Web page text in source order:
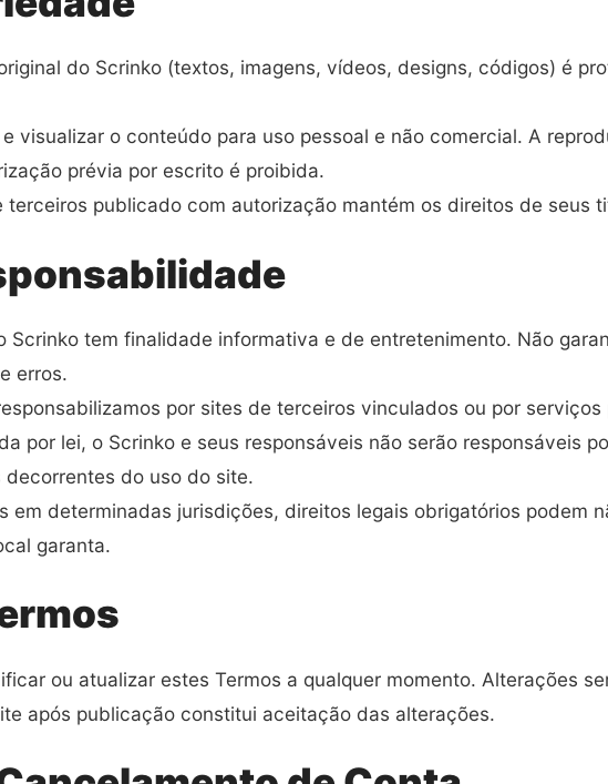
do Scrinko (textos, imagens, vídeos, designs, códigos) é
visualizar o conteúdo para uso pessoal e não comercial. A
prévia por escrito é proibida.
publicado com autorização mantém os direitos de seus
Scrinko tem finalidade informativa e de entretenimento. Não
erros.
por sites de terceiros vinculados ou por
por lei, o Scrinko e seus responsáveis não serão responsáveis
do uso do site.
em determinadas jurisdições, direitos legais obrigatórios podem
garanta.
ou atualizar estes Termos a qualquer momento. Alterações
após publicação constitui aceitação das alterações.